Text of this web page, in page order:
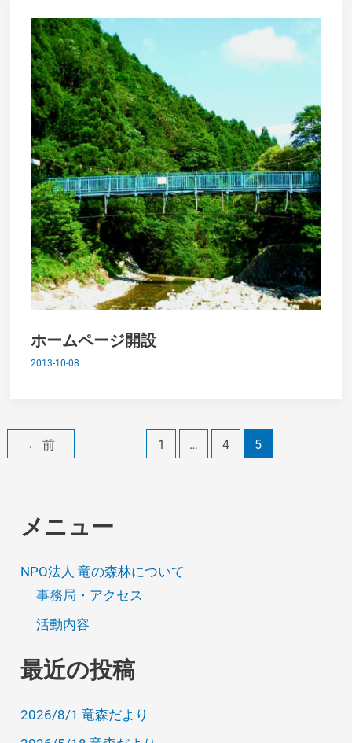
ホームページ開設
2013-10-08
← 前 1 … 4 5
メニュー
NPO法人 竜の森林について
事務局・アクセス
活動内容
最近の投稿
2026/8/1 竜森だより